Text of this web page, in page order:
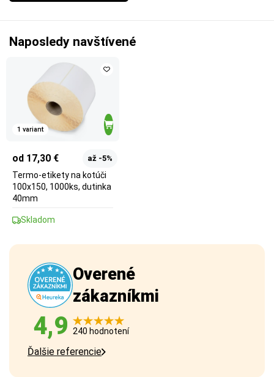
Naposledy navštívené
1 variant
od 17,30 € až -5%
Termo-etikety na kotúči
100x150, 1000ks, dutinka
40mm
Skladom
Overené
zákazníkmi
4,9 240 hodnotení
Ďalšie referencie